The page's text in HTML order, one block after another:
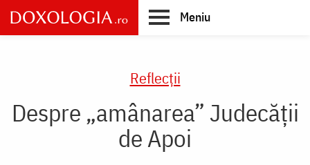
Skip
to
main
Meniu
Reflecții
Despre „amânarea” Judecății
de Apoi